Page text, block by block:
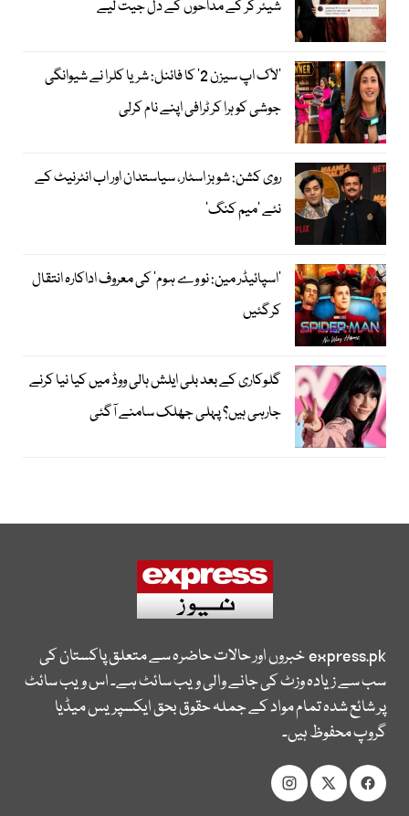
شیئر کر کے مداحوں کے دل جیت لیے
’لاک اپ سیزن 2‘ کا فائنل: شریا کلرا نے شیوانگی
جوشی کو ہرا کر ٹرافی اپنے نام کرلی
روی کشن: شوبز اسٹار، سیاستدان اور اب انٹرنیٹ کے
نئے ’میم کنگ‘
’اسپائیڈر مین: نو وے ہوم‘ کی معروف اداکارہ انتقال
کرگئیں
گلوکاری کے بعد بلی ایلش ہالی ووڈ میں کیا نیا کرنے
جارہی ہیں؟ پہلی جھلک سامنے آگئی
express.pkخبروں اور حالات حاضرہ سے متعلق پاکستان کی
سب سے زیادہ وزٹ کی جانے والی ویب سائٹ ہے۔ اس ویب سائٹ
پر شائع شدہ تمام مواد کے جملہ حقوق بحق ایکسپریس میڈیا
گروپ محفوظ ہیں۔